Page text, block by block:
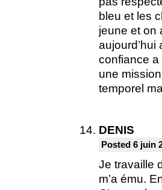
bleu et les
jeune et on
aujourd’hui
confiance a
une
temporel
DENIS
Posted 6 juin
Je travaille
m’a ému.